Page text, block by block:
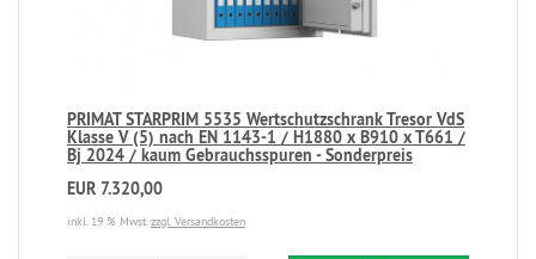
PRIMAT STARPRIM 5535 Wertschutzschrank Tresor VdS
Klasse V (5) nach EN 1143-1 / H1880 x B910 x T661 /
Bj 2024 / kaum Gebrauchsspuren - Sonderpreis
EUR 7.320,00
inkl. 19 % Mwst.zzgl. Versandkosten